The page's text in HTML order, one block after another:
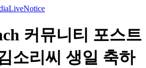
LiveNotice
커뮤니티 포스트
소리씨 생일 축하